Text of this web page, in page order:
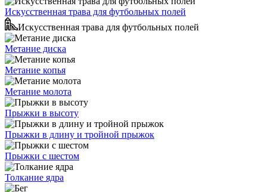
Искусственная трава для футбольных полей
Искусственная трава для футбольных полей
Метание диска
Метание копья
Метание молота
Прыжки в высоту
Прыжки в длину и тройной прыжок
Прыжки с шестом
Толкание ядра